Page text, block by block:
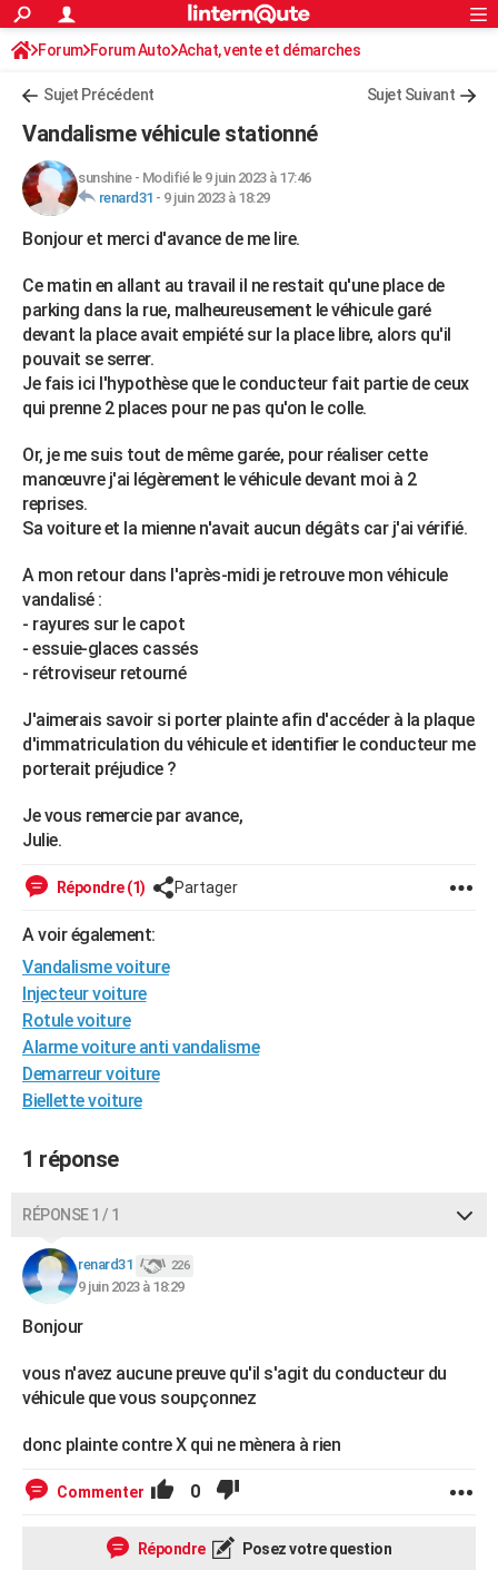
ACTUALITÉS
Politique
Société
Faits Divers
Education
Monde
Villes
+
FINANCE
Retraite
Impôts
Epargne
Immobilier
Risques naturels par ville
Banque
Assurance
Crédit
AUTO
Essais
Réserver un essai
Citadines
Berlines
SUV
Forum auto
+HIGH-TECH
Mobiles
Meilleur smartphone
Internet
Ordinateurs
Jeux vidéo
Guide high-tech
+
Forum
Aménagement intérieur
Extérieur
Cuisine
Salle de bains
Jardinage
Rangement
WEEK-END
Guides de France
Escapades
Patrimoine
Expositions
Musées
Week-end nature
+LIFESTYLE
Alimentation
Guide de la santé
Maladies
Médicaments
Sommeil
VOYAGE
Destinations
City break
Voyage nature
Voyage de noces
Forum
Climat
+PHOTO
GUIDES D'ACHAT
CARTE DE VOEUX
Dictionnaire
Biographies
Citations
Expressions
Proverbes
PROGRAMME TV
S'inscrire
Se connecter
Lycées
Collèges
Primaires
Universités
Entreprises
Service militaire
Avis de recherche
AVIS DE DÉCÈS
FORUM
Bricolage
Lifestyle
Culture
SportAuto
Television
Voyage
Cinema
S'inscrire
Connexion
Forum Forum Auto Achat, vente et démarches
Démarches administratives
Sujet Précédent Sujet Suivant
Vandalisme véhicule stationné
sunshine- Modifié le 9 juin 2023 à 17:46
renard31 - 9 juin 2023 à 18:29
Bonjour et merci d'avance de me lire.
Ce matin en allant au travail il ne restait qu'une place de
parking dans la rue, malheureusement le véhicule garé
devant la place avait empiété sur la place libre, alors qu'il
pouvait se serrer.
Je fais ici l'hypothèse que le conducteur fait partie de ceux
qui prenne 2 places pour ne pas qu'on le colle.
Or, je me suis tout de même garée, pour réaliser cette
manœuvre j'ai légèrement le véhicule devant moi à 2
reprises.
Sa voiture et la mienne n'avait aucun dégâts car j'ai vérifié.
A mon retour dans l'après-midi je retrouve mon véhicule
vandalisé :
- rayures sur le capot
- essuie-glaces cassés
- rétroviseur retourné
J'aimerais savoir si porter plainte afin d'accéder à la plaque
d'immatriculation du véhicule et identifier le conducteur me
porterait préjudice ?
Je vous remercie par avance,
Julie.
Répondre (1) Partager
A voir également:
Vandalisme voiture
Injecteur voiture
Rotule voiture
Alarme voiture anti vandalisme
Demarreur voiture
Biellette voiture
1 réponse
RÉPONSE 1 / 1
renard31 226
9 juin 2023 à 18:29
Bonjour
vous n'avez aucune preuve qu'il s'agit du conducteur du
véhicule que vous soupçonnez
donc plainte contre X qui ne mènera à rien
Commenter 0
Répondre Posez votre question